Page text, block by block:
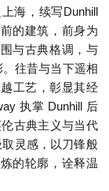
海，续写Dunhill
的建筑，前身为
与古典格调，与
往昔与当下遥相
工艺，彰显其经
执掌 Dunhill 后
古典主义与当代
灵感，以刀锋般
的轮廓，诠释温